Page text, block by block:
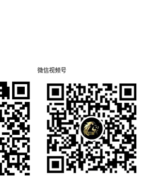
微信视频号